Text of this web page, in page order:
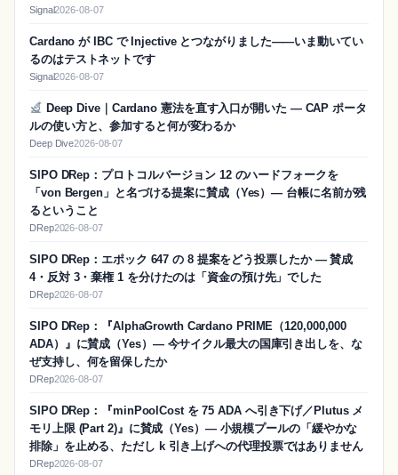
Signal2026-08-07
Cardano が IBC で Injective とつながりました——いま動いてい
るのはテストネットです
Signal2026-08-07
Deep Dive｜Cardano 憲法を直す入口が開いた — CAP ポータ
ルの使い方と、参加すると何が変わるか
Deep Dive2026-08-07
SIPO DRep：プロトコルバージョン 12 のハードフォークを
「von Bergen」と名づける提案に賛成（Yes）― 台帳に名前が残
るということ
DRep2026-08-07
SIPO DRep：エポック 647 の 8 提案をどう投票したか ― 賛成
4・反対 3・棄権 1 を分けたのは「資金の預け先」でした
DRep2026-08-07
SIPO DRep：『AlphaGrowth Cardano PRIME（120,000,000
ADA）』に賛成（Yes）― 今サイクル最大の国庫引き出しを、な
ぜ支持し、何を留保したか
DRep2026-08-07
SIPO DRep：『minPoolCost を 75 ADA へ引き下げ／Plutus メ
モリ上限 (Part 2)』に賛成（Yes）― 小規模プールの「緩やかな
排除」を止める、ただし k 引き上げへの代理投票ではありません
DRep2026-08-07